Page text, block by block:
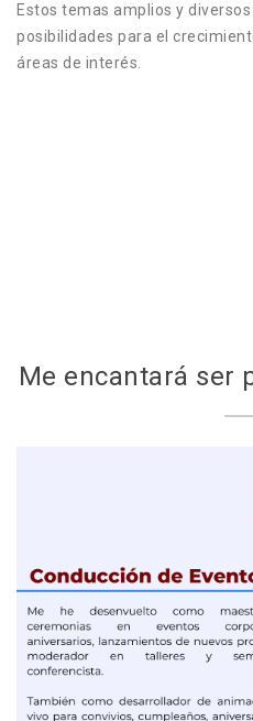
Estos temas amplios y
posibilidades para el
áreas de interés.
Me encantará ser